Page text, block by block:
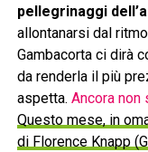
pellegrinaggi
allontanarsi dal
Gambacorta ci dirà
da renderla il più
aspetta. Ancora non
Questo mese, in
di Florence Knapp